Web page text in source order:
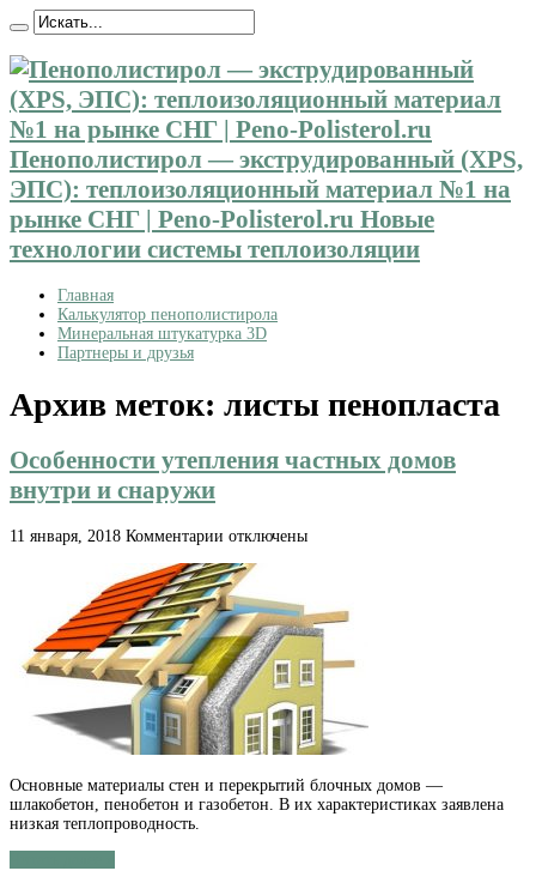
Пенополистирол — экструдированный (XPS,
ЭПС): теплоизоляционный материал №1 на
рынке СНГ | Peno-Polisterol.ru Новые
технологии системы теплоизоляции
Главная
Калькулятор пенополистирола
Минеральная штукатурка 3D
Партнеры и друзья
Архив меток: листы пенопласта
Особенности утепления частных домов
внутри и снаружи
11 января, 2018 Комментарии к
Особенности
утепления
частных
домов
внутри
и
снаружи
отключены
Основные материалы стен и перекрытий блочных домов —
шлакобетон, пенобетон и газобетон. В их характеристиках заявлена
низкая теплопроводность.